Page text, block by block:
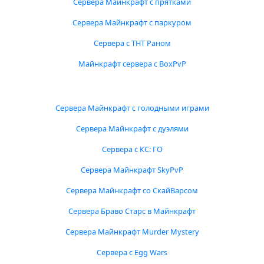
Сервера Майнкрафт с паркуром
Сервера с ТНТ Раном
Майнкрафт сервера с BoxPvP
Сервера Майнкрафт с голодными играми
Сервера Майнкрафт с дуэлями
Сервера с КС: ГО
Сервера Майнкрафт SkyPvP
Сервера Майнкрафт со СкайВарсом
Сервера Браво Старс в Майнкрафт
Сервера Майнкрафт Murder Mystery
Сервера с Egg Wars